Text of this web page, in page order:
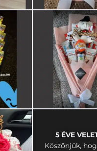
5 ÉVE
Köszönjük,